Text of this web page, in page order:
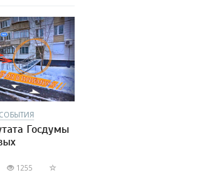
СОБЫТИЯ
Госдумы
1255